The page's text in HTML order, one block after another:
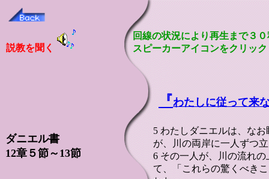
ダニエル書
12章５節～13節
5 わたしダニエルは、な
が、川の両岸に一人ずつ
6 その一人が、川の流れ
て、「これらの驚くべき
説教を聞く
『わたしに従って来
回線の状況により再生まで３
スピーカーアイコンをクリッ